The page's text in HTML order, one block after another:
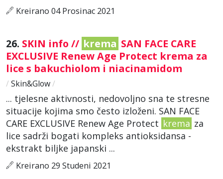
Kreirano 04 Prosinac 2021
26. SKIN info // krema SAN FACE CARE
EXCLUSIVE Renew Age Protect krema za
lice s bakuchiolom i niacinamidom
/ Skin&Glow/
... tjelesne aktivnosti, nedovoljno sna te stresne
situacije kojima smo često izloženi. SAN FACE
CARE EXCLUSIVE Renew Age Protect krema za
lice sadrži bogati kompleks antioksidansa -
ekstrakt biljke japanski ...
Kreirano 29 Studeni 2021